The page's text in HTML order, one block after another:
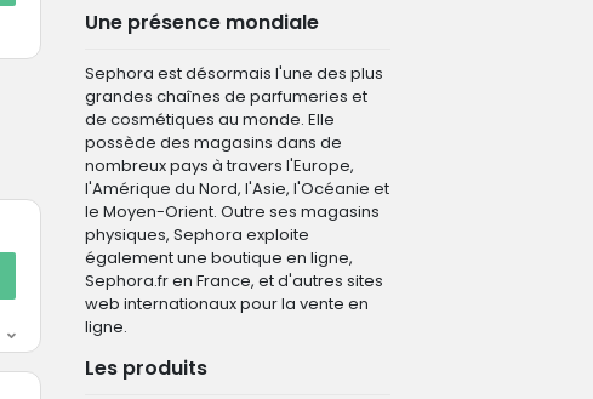
Une présence mondiale
Sephora est désormais l'une des plus
grandes chaînes de parfumeries et
de cosmétiques au monde. Elle
possède des magasins dans de
nombreux pays à travers l'Europe,
l'Amérique du Nord, l'Asie, l'Océanie et
le Moyen-Orient. Outre ses magasins
physiques, Sephora exploite
également une boutique en ligne,
Sephora.fr en France, et d'autres sites
web internationaux pour la vente en
ligne.
Les produits